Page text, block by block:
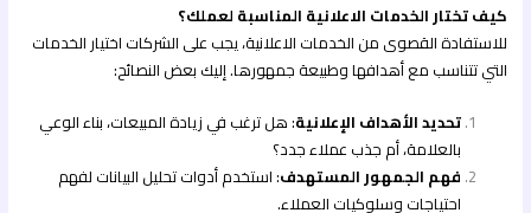
كيف تختار الخدمات الاعلانية المناسبة لعملك؟
للاستفادة القصوى من الخدمات الاعلانية، يجب على الشركات اختيار الخدمات
التي تتناسب مع أهدافها وطبيعة جمهورها. إليك بعض النصائح:
تحديد الأهداف الإعلانية: هل ترغب في زيادة المبيعات، بناء الوعي
بالعلامة، أم جذب عملاء جدد؟
فهم الجمهور المستهدف: استخدم أدوات تحليل البيانات لفهم
احتياجات وسلوكيات العملاء.